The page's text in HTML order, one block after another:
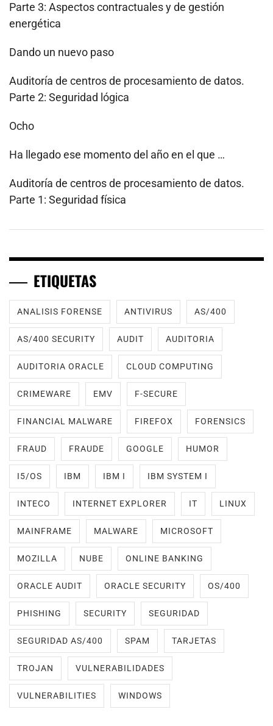
Parte 3: Aspectos contractuales y de gestión
energética
Dando un nuevo paso
Auditoría de centros de procesamiento de datos.
Parte 2: Seguridad lógica
Ocho
Ha llegado ese momento del año en el que …
Auditoría de centros de procesamiento de datos.
Parte 1: Seguridad física
ETIQUETAS
ANALISIS FORENSE ANTIVIRUS AS/400
AS/400 SECURITY AUDIT AUDITORIA
AUDITORIA ORACLE CLOUD COMPUTING
CRIMEWARE EMV F-SECURE
FINANCIAL MALWARE FIREFOX FORENSICS
FRAUD FRAUDE GOOGLE HUMOR
I5/OS IBM IBM I IBM SYSTEM I
INTECO INTERNET EXPLORER IT LINUX
MAINFRAME MALWARE MICROSOFT
MOZILLA NUBE ONLINE BANKING
ORACLE AUDIT ORACLE SECURITY OS/400
PHISHING SECURITY SEGURIDAD
SEGURIDAD AS/400 SPAM TARJETAS
TROJAN VULNERABILIDADES
VULNERABILITIES WINDOWS